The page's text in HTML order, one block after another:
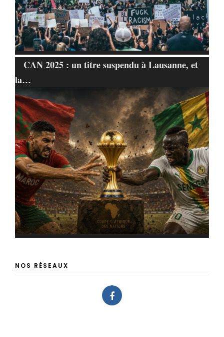
CAN 2025 : un titre suspendu à Lausanne, et
la…
NOS RÉSEAUX